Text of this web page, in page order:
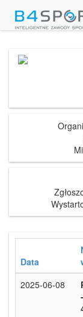
Data
2025-06-08